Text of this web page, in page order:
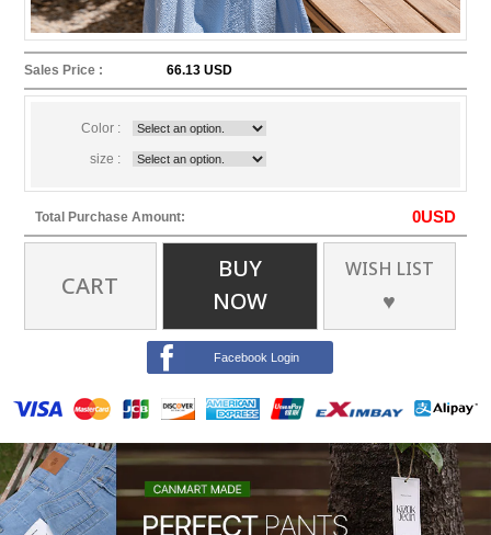
Sales Price : 66.13 USD
Color :
size :
Total Purchase Amount: 0USD
CART
BUY
NOW
WISH LIST
♥
Facebook Login